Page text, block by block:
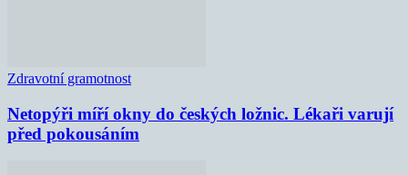
Zdravotní gramotnost
Netopýři míří okny do českých ložnic. Lékaři varují
před pokousáním